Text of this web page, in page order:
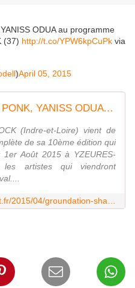
ODUA au programme
(37) http://t.co/YPW6kpCuPk via
)April 05, 2015
GROUNDATION, SHAKA PONK, YANISS ODUA au programme du FESTIVAL YZEURES'N'ROCK (37) - VIVRE AUTREMENT VOS LOISIRS avec Clodelle
(Indre-et-Loire) vient de
de sa 10ème édition qui
Août 2015 à YZEURES-
les artistes qui viendront